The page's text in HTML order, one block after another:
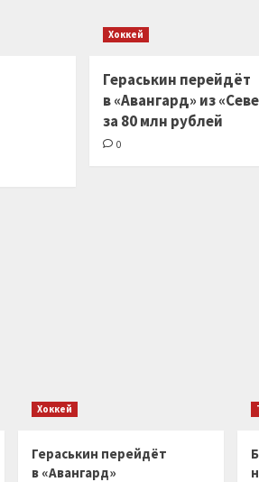
Хоккей
Гераськин перейдёт
в «Авангард» из
за 80 млн рублей
0
Хоккей
Гераськин перейдёт
в «Авангард»